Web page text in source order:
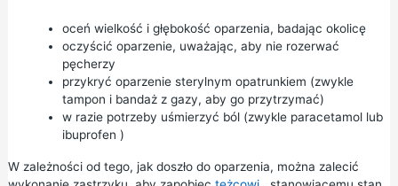
oceń wielkość i głębokość oparzenia, badając okolicę
oczyścić oparzenie, uważając, aby nie rozerwać
pęcherzy
przykryć oparzenie sterylnym opatrunkiem (zwykle
tampon i bandaż z gazy, aby go przytrzymać)
w razie potrzeby uśmierzyć ból (zwykle paracetamollub
ibuprofen )
W zależności od tego, jak doszło do oparzenia, można zalecić